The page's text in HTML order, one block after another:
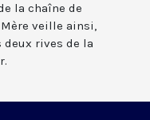
la chaîne de
veille ainsi,
rives de la